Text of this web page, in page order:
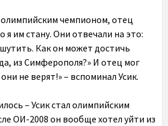
чемпионом, отец
я им стану. Они отвечали на это:
Как он может достичь
из Симферополя?» И отец мог
не верят!» – вспоминал Усик.
– Усик стал олимпийским
ОИ-2008 он вообще хотел уйти из